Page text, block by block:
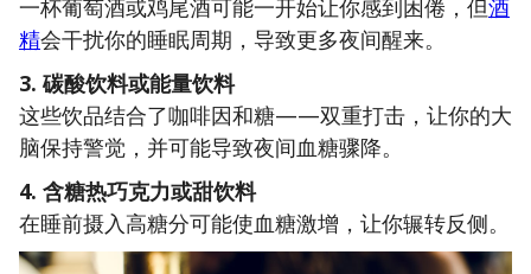
一杯葡萄酒或鸡尾酒可能一开始让你感到困倦，但酒
精会干扰你的睡眠周期，导致更多夜间醒来。
3. 碳酸饮料或能量饮料
这些饮品结合了咖啡因和糖——双重打击，让你的大
脑保持警觉，并可能导致夜间血糖骤降。
4. 含糖热巧克力或甜饮料
在睡前摄入高糖分可能使血糖激增，让你辗转反侧。